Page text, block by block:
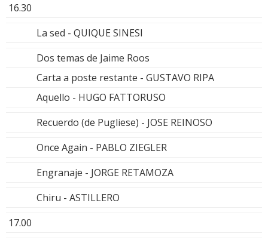
16.30
La sed - QUIQUE SINESI
Dos temas de Jaime Roos
Carta a poste restante - GUSTAVO RIPA
Aquello - HUGO FATTORUSO
Recuerdo (de Pugliese) - JOSE REINOSO
Once Again - PABLO ZIEGLER
Engranaje - JORGE RETAMOZA
Chiru - ASTILLERO
17.00